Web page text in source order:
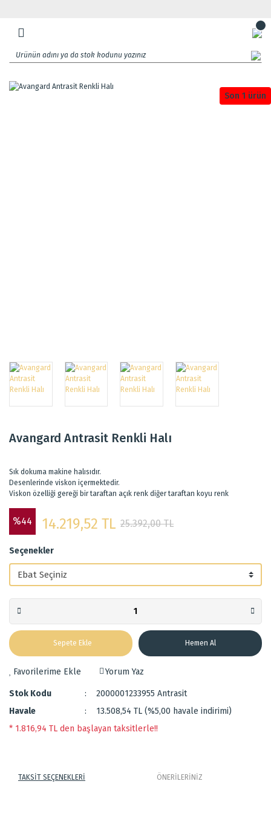
Son 1 ürün
Avangard Antrasit Renkli Halı
Sık dokuma makine halısıdır.
Desenlerinde viskon içermektedir.
Viskon özelliği gereği bir taraftan açık renk diğer taraftan koyu renk
%44 14.219,52 TL 25.392,00 TL
Seçenekler
Sepete Ekle Hemen Al
Yorum Yaz
Stok Kodu
2000001233955 Antrasit
Havale
13.508,54 TL (%5,00 havale indirimi)
* 1.816,94 TL den başlayan taksitlerle!!
TAKSİT SEÇENEKLERİ ÖNERİLERİNİZ